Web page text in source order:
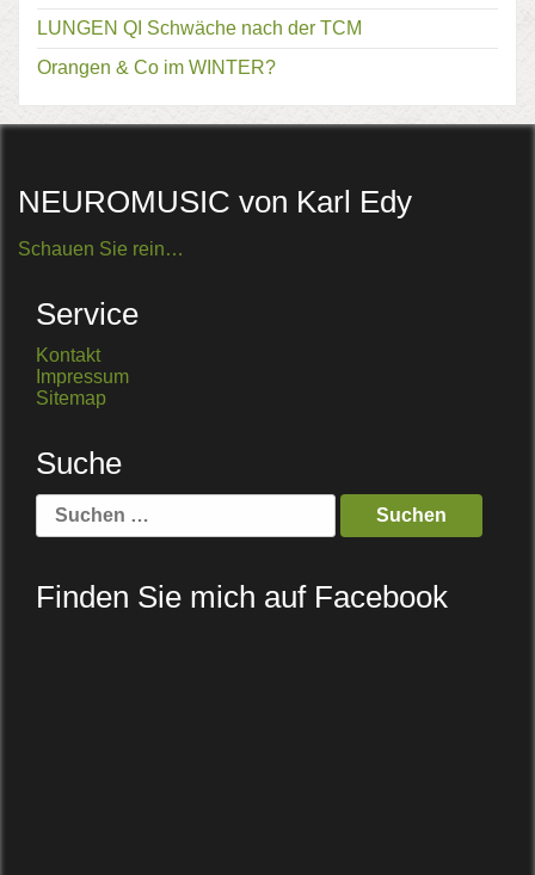
LUNGEN QI Schwäche nach der TCM
Orangen & Co im WINTER?
NEUROMUSIC von Karl Edy
Schauen Sie rein…
Service
Kontakt
Impressum
Sitemap
Suche
Suche
nach:
Finden Sie mich auf Facebook